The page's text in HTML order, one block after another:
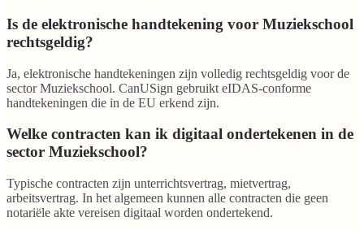
Is de elektronische handtekening voor Muziekschool
rechtsgeldig?
Ja, elektronische handtekeningen zijn volledig rechtsgeldig voor de
sector Muziekschool. CanUSign gebruikt eIDAS-conforme
handtekeningen die in de EU erkend zijn.
Welke contracten kan ik digitaal ondertekenen in de
sector Muziekschool?
Typische contracten zijn unterrichtsvertrag, mietvertrag,
arbeitsvertrag. In het algemeen kunnen alle contracten die geen
notariële akte vereisen digitaal worden ondertekend.